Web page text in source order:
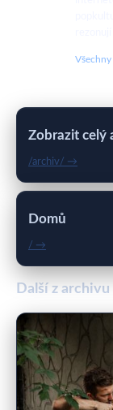
Zobrazit celý
/archiv/ →
Domů
/ →
Další z archivu